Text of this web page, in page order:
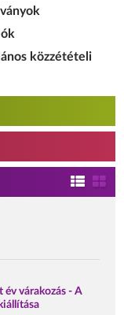
közzétételi
év várakozás - A